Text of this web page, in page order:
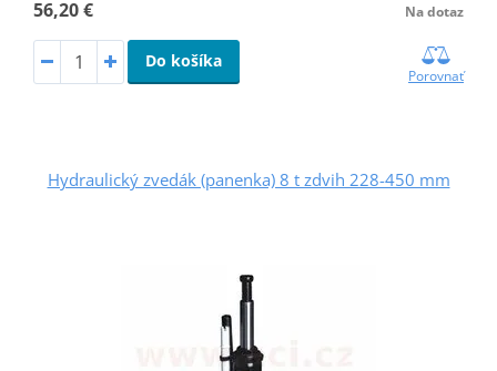
56,20 € Na dotaz
Do košíka
Porovnať
Hydraulický zvedák (panenka) 8 t zdvih 228-450 mm